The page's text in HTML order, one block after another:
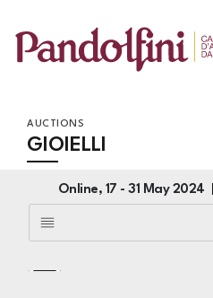
AUCTIONS
GIOIELLI
Online, 17 -31 May 2024